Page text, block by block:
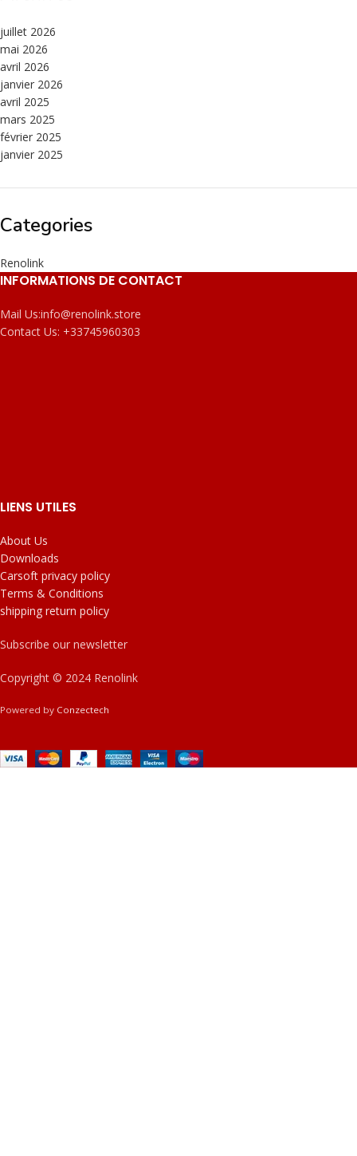
juillet 2026
mai 2026
avril 2026
janvier 2026
avril 2025
mars 2025
février 2025
janvier 2025
Categories
Renolink
INFORMATIONS DE CONTACT
Mail Us:info@renolink.store
Contact Us: +33745960303
LIENS UTILES
About Us
Downloads
Carsoft privacy policy
Terms & Conditions
shipping return policy
Subscribe our newsletter
Copyright © 2024 Renolink
Powered by Conzectech